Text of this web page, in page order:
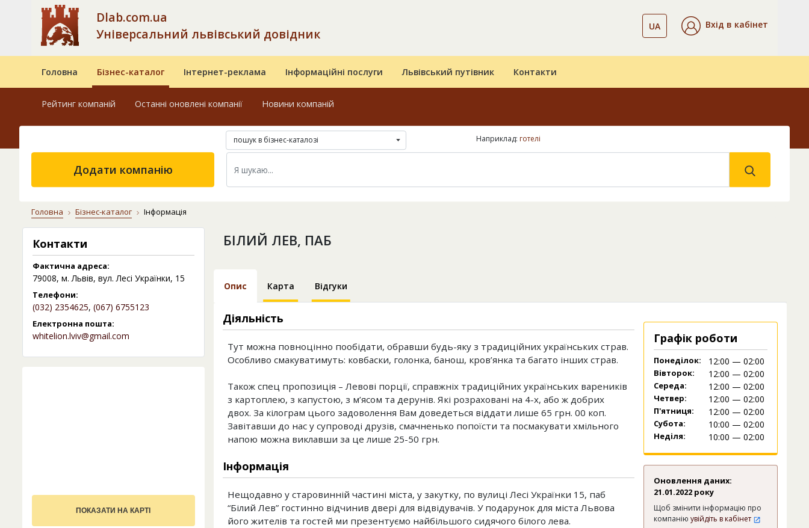
Dlab.com.ua
Універсальний львівський довідник
UA Вхід в кабінет
Головна Бізнес-каталог Інтернет-реклама Інформаційні послуги Львівський путівник Контакти
Рейтинг компаній Останні оновлені компанії Новини компаній
пошук в бізнес-каталозі Наприклад: готелі
Додати компанію
Головна Бізнес-каталог Інформація
Контакти
Фактична адреса:
79008, м. Львів, вул. Лесі Українки, 15
Телефони:
(032) 2354625, (067) 6755123
Електронна пошта:
whitelion.lviv@gmail.com
ПОКАЗАТИ НА КАРТІ
БІЛИЙ ЛЕВ, ПАБ
Опис Карта Відгуки
Діяльність
Тут можна повноцінно пообідати, обравши будь-яку з традиційних українських страв.
Особливо смакуватимуть: ковбаски, голонка, банош, кров’янка та багато інших страв.
Також спец пропозиція – Левові порції, справжніх традиційних українських вареників
з картоплею, з капустою, з м’ясом та дерунів. Які розраховані на 4-х, або ж добрих
двох. За кілограм цього задоволення Вам доведеться віддати лише 65 грн. 00 коп.
Завітавши до нас у супроводі друзів, смачненько попоїсти та посмакувати хмільного
напою можна виклавши за це лише 25-50 грн.
Інформація
Нещодавно у старовинній частині міста, у закутку, по вулиці Лесі Українки 15, паб
“Білий Лев” гостинно відчинив двері для відвідувачів. У подарунок для міста Львова
його жителів та гостей ми презентуємо найбільшого сидячого білого лева.
Графік роботи
Понеділок: 12:00 — 02:00
Вівторок: 12:00 — 02:00
Середа: 12:00 — 02:00
Четвер: 12:00 — 02:00
П'ятниця: 12:00 — 02:00
Субота: 10:00 — 02:00
Неділя: 10:00 — 02:00
Оновлення даних:
21.01.2022 року
Щоб змінити інформацію про
компанію увійдіть в кабінет